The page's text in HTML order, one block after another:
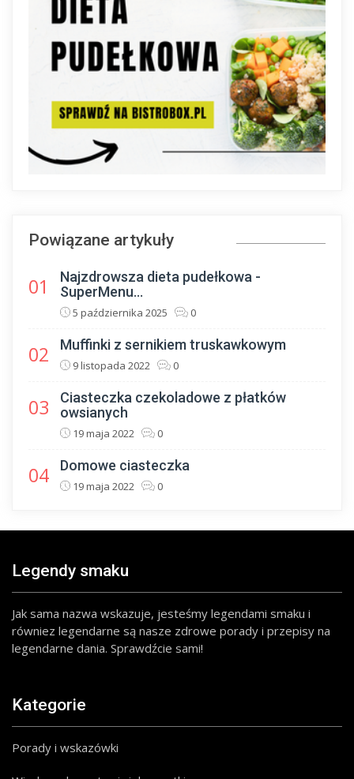
Powiązane artykuły
01
Najzdrowsza dieta pudełkowa -
SuperMenu...
5 października 2025 0
02 Muffinki z sernikiem truskawkowym
9 listopada 2022 0
03
Ciasteczka czekoladowe z płatków
owsianych
19 maja 2022 0
04 Domowe ciasteczka
19 maja 2022 0
Legendy smaku
Jak sama nazwa wskazuje, jesteśmy legendami smaku i
równiez legendarne są nasze zdrowe porady i przepisy na
legendarne dania. Sprawdźcie sami!
Kategorie
Porady i wskazówki